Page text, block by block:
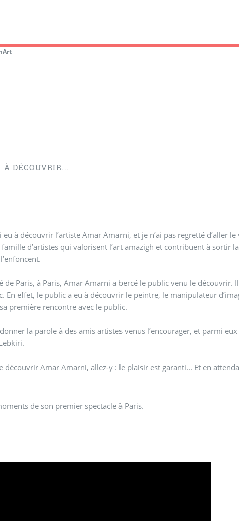
DÉCOUVRIR...
eu à découvrir l’artiste Amar Amarni, et je n’ai pas regretté d’aller
d’artistes qui valorisent l’art amazigh et contribuent à sortir
de Paris, à Paris, Amar Amarni a bercé le public venu le découvrir.
En effet, le public a eu à découvrir le peintre, le manipulateur
première rencontre avec le public.
la parole à des amis artistes venus l’encourager, et parmi
découvrir Amar Amarni, allez-y : le plaisir est garanti... Et en
de son premier spectacle à Paris.